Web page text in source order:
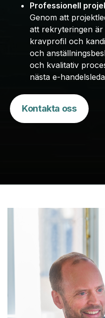
Professionell
Genom att
att rekryteringen
kravprofil och
och
och kvalitativ
nästa e-
Kontakta oss